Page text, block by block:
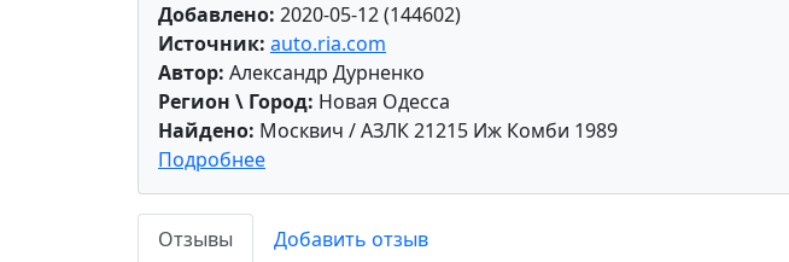
Добавлено: 2020-05-12 (144602)
Источник: auto.ria.com
Автор: Александр Дурненко
Регион \ Город: Новая Одесса
Найдено: Москвич / АЗЛК 21215 Иж Комби 1989
Подробнее
Отзывы
Добавить отзыв